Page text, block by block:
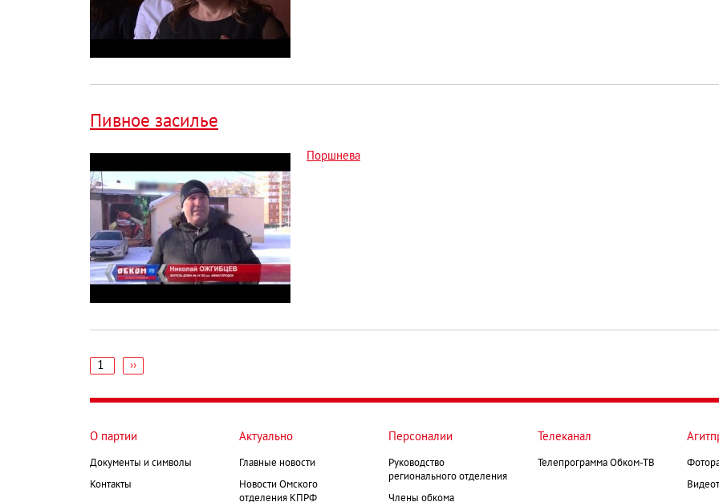
Пивное засилье
Поршнева
страниц
1
Следующая
››
О партии
Документы и символы
Контакты
Актуально
Главные новости
Новости Омского
отделения КПРФ
Персоналии
Руководство
регионального отделения
Члены обкома
Телеканал
Телепрограмма Обком-ТВ